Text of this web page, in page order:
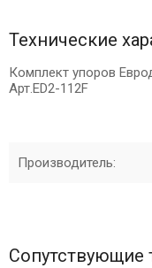
Технические
Комплект упоров
Арт.ED2-112F
Производитель:
Сопутствующие